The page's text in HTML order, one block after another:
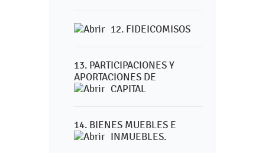
12. FIDEICOMISOS
13. PARTICIPACIONES Y
APORTACIONES DE
CAPITAL
14. BIENES MUEBLES E
INMUEBLES.